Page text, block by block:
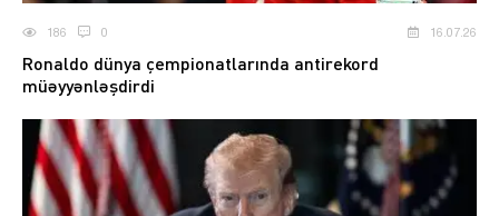
186 0 16.07.26
Ronaldo dünya çempionatlarında antirekord
müəyyənləşdirdi